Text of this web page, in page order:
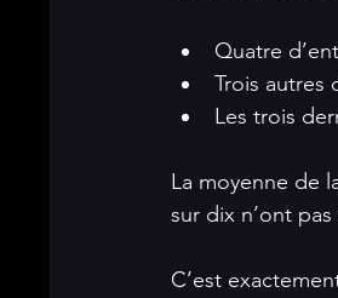
Quatre
Trois autres
Les trois
La moyenne de
sur dix n’ont
C’est